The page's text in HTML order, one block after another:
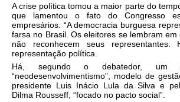
A crise política tomou a maior parte do
que lamentou o fato do Congresso
empresários. “A democracia burguesa
farsa no Brasil. Os eleitores se lembram
não reconhecem seus
representação política.
Há, segundo o debatedor, um
“neodesenvolvimentismo”, modelo de
presidente Luis Inácio Lula da Silva e
Dilma Rousseff, “focado no pacto social”.